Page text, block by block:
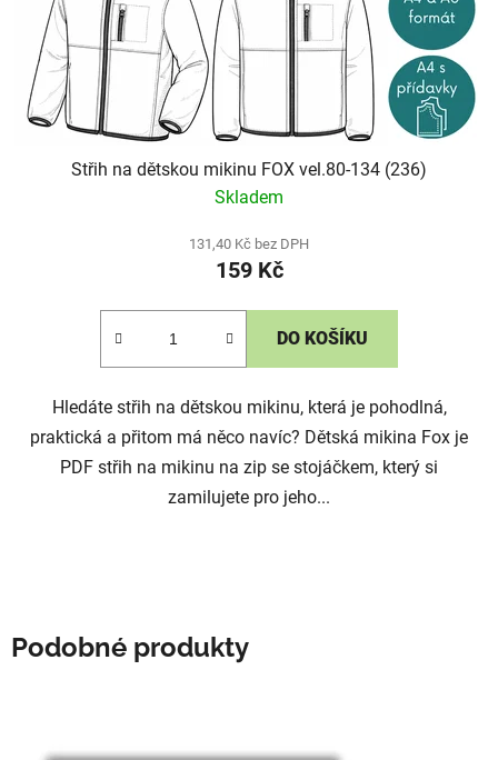
Střih na dětskou mikinu FOX vel.80-134 (236)
Skladem
131,40 Kč bez DPH
159 Kč
DO KOŠÍKU
Hledáte střih na dětskou mikinu, která je pohodlná,
praktická a přitom má něco navíc? Dětská mikina Fox je
PDF střih na mikinu na zip se stojáčkem, který si
zamilujete pro jeho...
Podobné produkty